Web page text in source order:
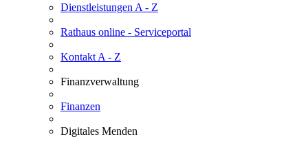
Dienstleistungen A - Z
Rathaus online - Serviceportal
Kontakt A - Z
Finanzverwaltung
Finanzen
Digitales Menden